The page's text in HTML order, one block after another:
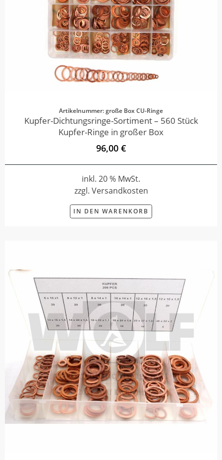
Artikelnummer: große Box CU-Ringe
Kupfer-Dichtungsringe-Sortiment – 560 Stück
Kupfer-Ringe in großer Box
96,00 €
inkl. 20 % MwSt.
zzgl. Versandkosten
IN DEN WARENKORB